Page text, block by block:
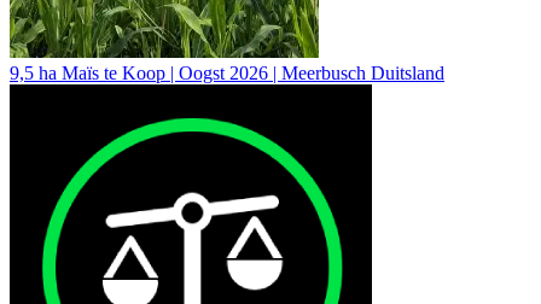
9,5 ha Maïs te Koop | Oogst 2026 | Meerbusch Duitsland